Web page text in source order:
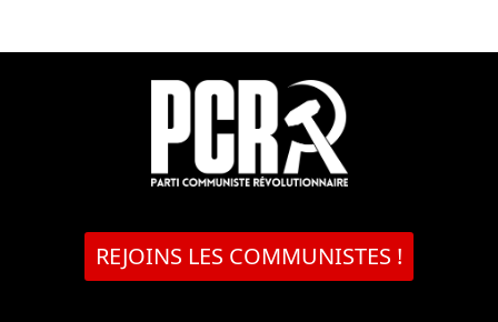
REJOINS LES COMMUNISTES !